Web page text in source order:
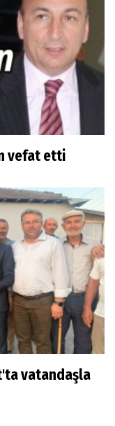
vefat etti
vatandaşla